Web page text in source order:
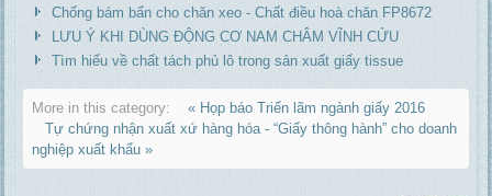
Chống bám bẩn cho chăn xeo - Chất điều hoà chăn FP8672
LƯU Ý KHI DÙNG ĐỘNG CƠ NAM CHÂM VĨNH CỬU
Tìm hiểu về chất tách phủ lô trong sản xuất giấy tissue
More in this category:
« Họp báo Triển lãm ngành giấy 2016
Tự chứng nhận xuất xứ hàng hóa - “Giấy thông hành” cho doanh
nghiệp xuất khẩu »